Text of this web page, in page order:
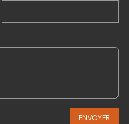
ENVOYER